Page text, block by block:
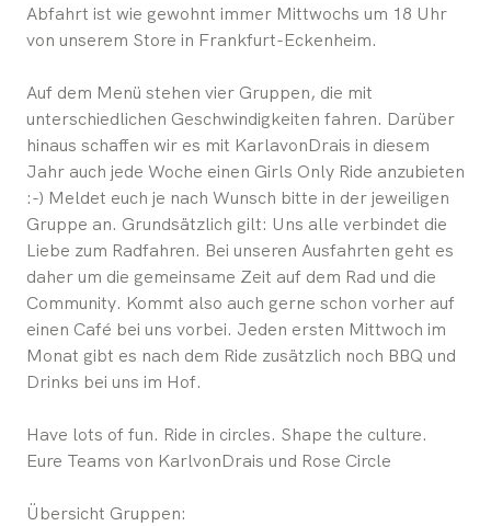
Abfahrt ist wie gewohnt immer Mittwochs um 18 Uhr
von unserem Store in Frankfurt-Eckenheim.
Auf dem Menü stehen vier Gruppen, die mit
unterschiedlichen Geschwindigkeiten fahren. Darüber
hinaus schaffen wir es mit KarlavonDrais in diesem
Jahr auch jede Woche einen Girls Only Ride anzubieten
:-) Meldet euch je nach Wunsch bitte in der jeweiligen
Gruppe an. Grundsätzlich gilt: Uns alle verbindet die
Liebe zum Radfahren. Bei unseren Ausfahrten geht es
daher um die gemeinsame Zeit auf dem Rad und die
Community. Kommt also auch gerne schon vorher auf
einen Café bei uns vorbei. Jeden ersten Mittwoch im
Monat gibt es nach dem Ride zusätzlich noch BBQ und
Drinks bei uns im Hof.
Have lots of fun. Ride in circles. Shape the culture.
Eure Teams von KarlvonDrais und Rose Circle
Übersicht Gruppen: